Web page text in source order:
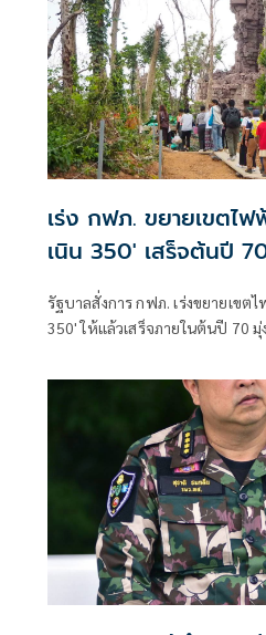
เร่ง กฟภ. ขยายเขตไฟ
เนิน 350' เสร็จต้นปี
รัฐบาลสั่งการ กฟภ. เร่งขยายเข
350' ให้แล้วเสร็จภายในต้นปี 70